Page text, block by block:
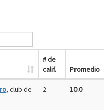
# de
calif.
Promedio
, club de
2 10.0